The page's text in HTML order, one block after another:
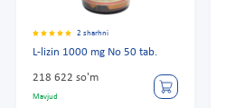
2 sharhni
L-lizin 1000 mg No 50 tab.
218 622 so'm
Mavjud